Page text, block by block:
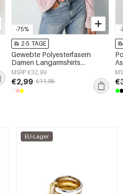
-75%
2-5 TAGE
Gewebte Polyesterfasern
Damen Langarmshirts
Elegantes Einfarbiges
Frühling/Sommer
MSRP €32,99
€2,99 €11,95
-
EU-Lager